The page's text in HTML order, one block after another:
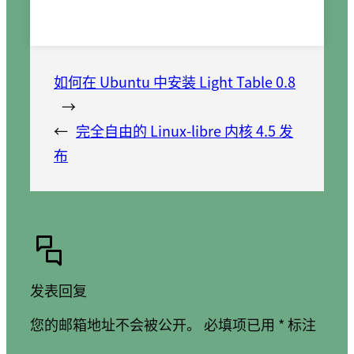
如何在 Ubuntu 中安装 Light Table 0.8
→
← 完全自由的 Linux-libre 内核 4.5 发
布
发表回复
您的邮箱地址不会被公开。
必填项已用 *标注